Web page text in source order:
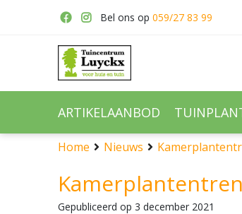
Home Nieuws
Bel ons op 059/27 83 99
ARTIKELAANBOD
Gepubliceerd op 3 december 2021